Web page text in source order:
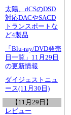
太陽、dCSのDSD
対応DACやSACD
トランスポートな
ど4製品
「Blu-ray/DVD発売
日一覧」11月29日
の更新情報
ダイジェストニュ
ース(11月30日)
【11月29日】
レビュー